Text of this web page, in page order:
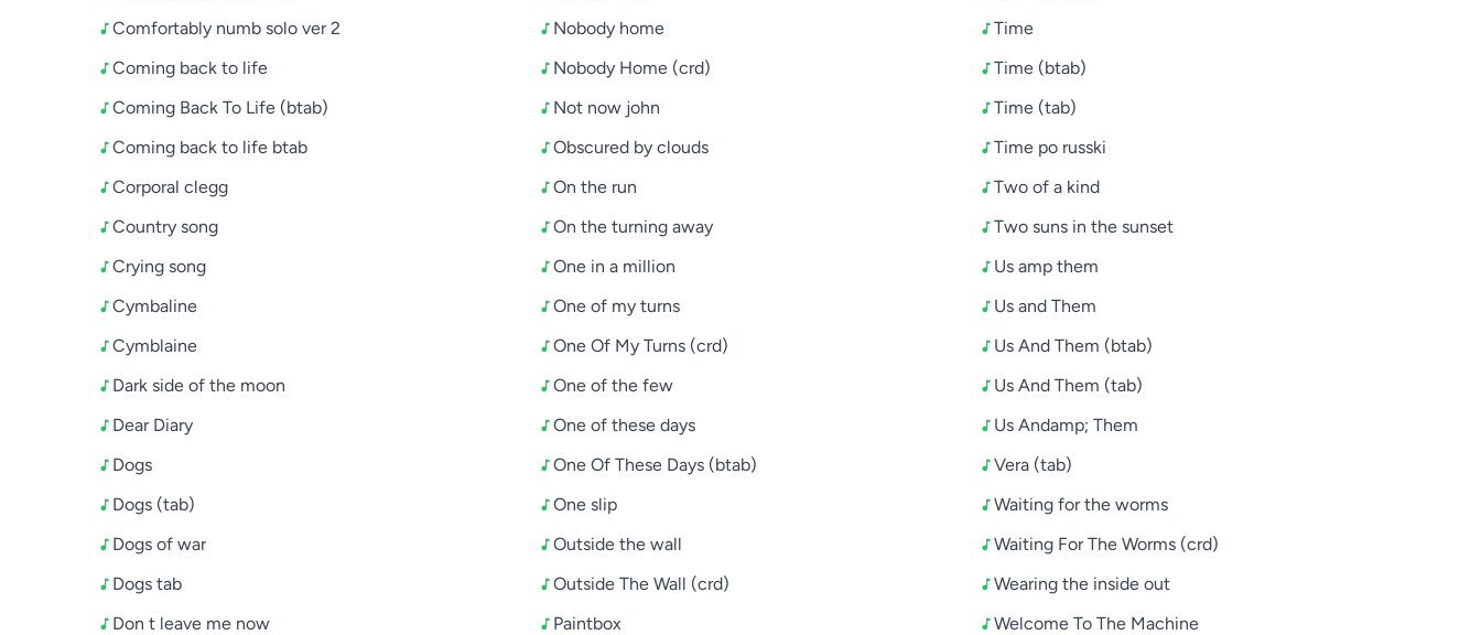
Comfortably numb solo ver 2
Coming back to life
Coming Back To Life (btab)
Coming back to life btab
Corporal clegg
Country song
Crying song
Cymbaline
Cymblaine
Dark side of the moon
Dear Diary
Dogs
Dogs (tab)
Dogs of war
Dogs tab
Don t leave me now
Nobody home
Nobody Home (crd)
Not now john
Obscured by clouds
On the run
On the turning away
One in a million
One of my turns
One Of My Turns (crd)
One of the few
One of these days
One Of These Days (btab)
One slip
Outside the wall
Outside The Wall (crd)
Paintbox
Time
Time (btab)
Time (tab)
Time po russki
Two of a kind
Two suns in the sunset
Us amp them
Us and Them
Us And Them (btab)
Us And Them (tab)
Us Andamp; Them
Vera (tab)
Waiting for the worms
Waiting For The Worms (crd)
Wearing the inside out
Welcome To The Machine